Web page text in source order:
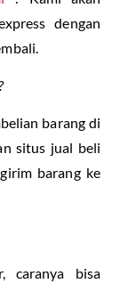
dengan
barang di
situs jual beli
barang ke
caranya bisa